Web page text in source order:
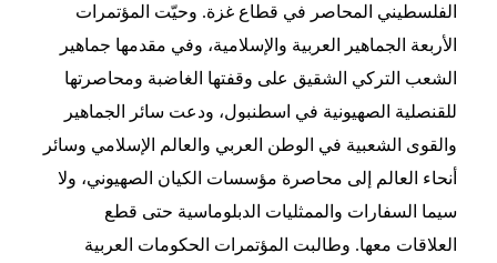
الفلسطيني المحاصر في قطاع غزة. وحيّت المؤتمرات
الأربعة الجماهير العربية والإسلامية، وفي مقدمها جماهير
الشعب التركي الشقيق على وقفتها الغاضبة ومحاصرتها
للقنصلية الصهيونية في اسطنبول، ودعت سائر الجماهير
والقوى الشعبية في الوطن العربي والعالم الإسلامي وسائر
أنحاء العالم إلى محاصرة مؤسسات الكيان الصهيوني، ولا
سيما السفارات والممثليات الدبلوماسية حتى قطع
العلاقات معها. وطالبت المؤتمرات الحكومات العربية